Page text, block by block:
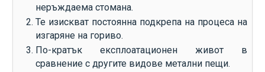
неръждаема стомана.
Те изискват постоянна подкрепа на процеса на
изгаряне на гориво.
По-кратък експлоатационен живот в
сравнение с другите видове метални пещи.